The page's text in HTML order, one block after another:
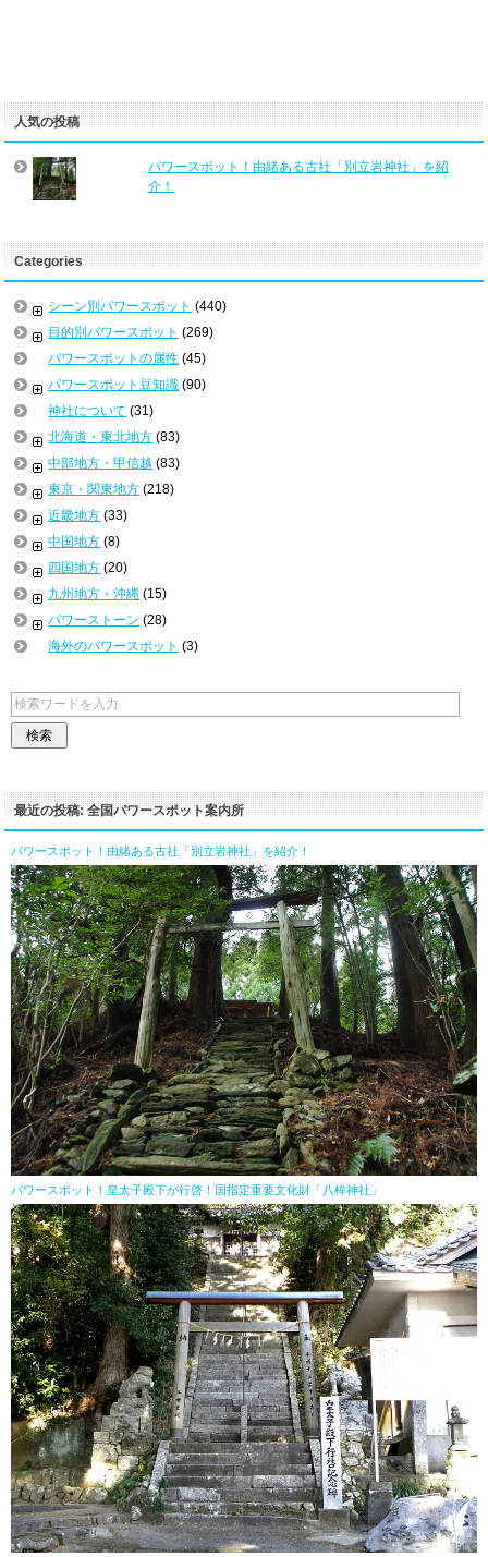
人気の投稿
パワースポット！由緒ある古社「別立岩神社」を紹
介！
Categories
シーン別パワースポット (440)
目的別パワースポット (269)
パワースポットの属性 (45)
パワースポット豆知識 (90)
神社について (31)
北海道・東北地方 (83)
中部地方・甲信越 (83)
東京・関東地方 (218)
近畿地方 (33)
中国地方 (8)
四国地方 (20)
九州地方・沖縄 (15)
パワーストーン (28)
海外のパワースポット (3)
最近の投稿: 全国パワースポット案内所
パワースポット！由緒ある古社「別立岩神社」を紹介！
パワースポット！皇太子殿下が行啓！国指定重要文化財「八桙神社」